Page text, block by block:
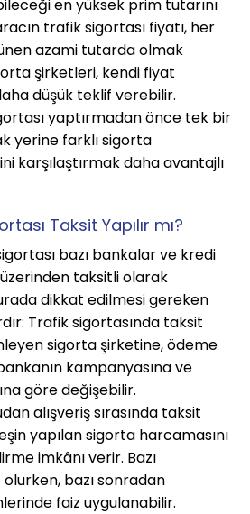
en yüksek prim tutarını
trafik sigortası fiyatı, her
azami tutarda olmak
şirketleri, kendi fiyat
düşük teklif verebilir.
yaptırmadan önce tek bir
yerine farklı sigorta
karşılaştırmak daha avantajlı
Taksit Yapılır mı?
bazı bankalar ve kredi
taksitli olarak
dikkat edilmesi gereken
Trafik sigortasında taksit
sigorta şirketine, ödeme
kampanyasına ve
göre değişebilir.
alışveriş sırasında taksit
yapılan sigorta harcamasını
imkânı verir. Bazı
bazı sonradan
faiz uygulanabilir.